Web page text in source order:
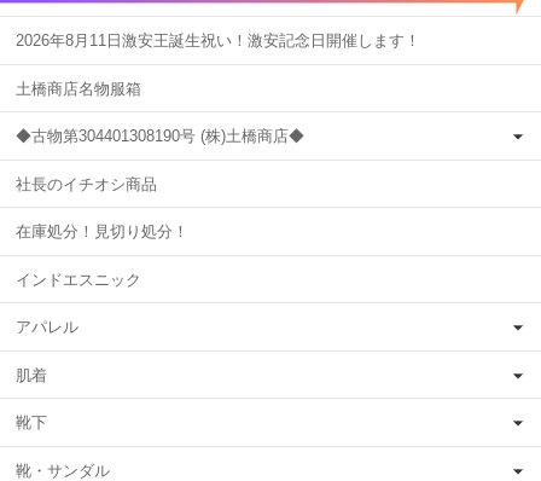
2026年8月11日激安王誕生祝い！激安記念日開催します！
土橋商店名物服箱
◆古物第304401308190号 (株)土橋商店◆
社長のイチオシ商品
在庫処分！見切り処分！
インドエスニック
アパレル
肌着
靴下
靴・サンダル